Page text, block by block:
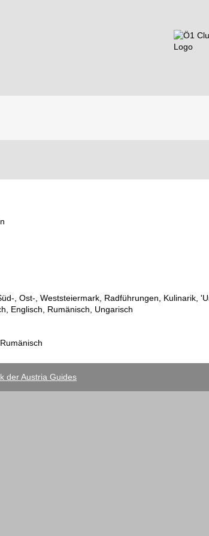
, Ost-, Weststeiermark, Radführungen, Kulinarik,
Englisch, Rumänisch, Ungarisch
der Austria Guides